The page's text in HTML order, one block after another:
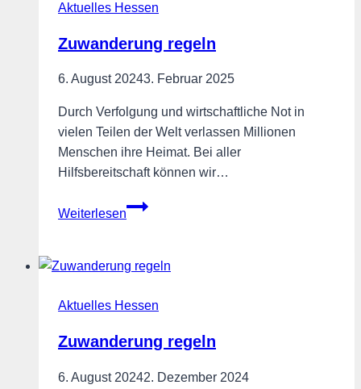
Aktuelles Hessen
Zuwanderung regeln
6. August 20243. Februar 2025
Durch Verfolgung und wirtschaftliche Not in
vielen Teilen der Welt verlassen Millionen
Menschen ihre Heimat. Bei aller
Hilfsbereitschaft können wir…
Weiterlesen
Zuwanderung
Aktuelles Hessen
Zuwanderung regeln
6. August 20242. Dezember 2024